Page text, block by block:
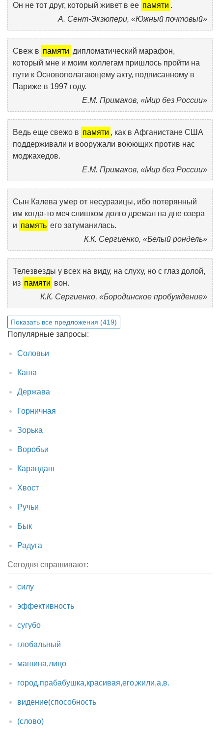
Он не тот друг, который живет в ее памяти .
А. Сент-Экзюпери, «Южный почтовый»
Свеж в памяти дипломатический марафон,
который мне и моим коллегам пришлось пройти на
пути к Основополагающему акту, подписанному в
Париже в 1997 году.
Е.М. Примаков, «Мир без России»
Ведь еще свежо в памяти , как в Афганистане США
поддерживали и вооружали воюющих против нас
моджахедов.
Е.М. Примаков, «Мир без России»
Сын Калева умер от несуразицы, ибо потерянный
им когда-то меч слишком долго дремал на дне озера
и память его затуманилась.
К.К. Сергиенко, «Белый рондель»
Телезвезды у всех на виду, на слуху, но с глаз долой,
из памяти вон.
К.К. Сергиенко, «Бородинское пробуждение»
Показать все предложения (419)
Популярные запросы:
Соловьи
Каша
Держава
Горничная
Зорька
Воробьи
Карандаш
Хвост
Ручьи
Бык
Радуга
Сегодня спрашивают:
силу
эффективность
сугубо
глобальный
машина,лицо
город,прабабушка,красивая,его,жили,а,в.
видение(способность
(слово)